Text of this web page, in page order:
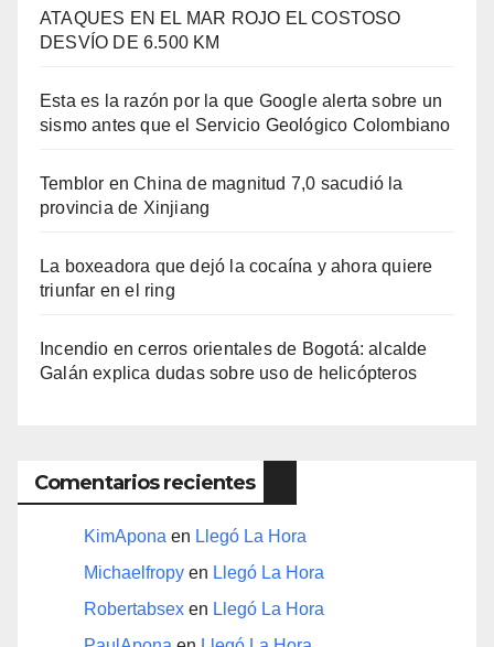
ATAQUES EN EL MAR ROJO EL COSTOSO
DESVÍO DE 6.500 KM
Esta es la razón por la que Google alerta sobre un
sismo antes que el Servicio Geológico Colombiano
Temblor en China de magnitud 7,0 sacudió la
provincia de Xinjiang
La boxeadora que dejó la cocaína y ahora quiere
triunfar en el ring​
Incendio en cerros orientales de Bogotá: alcalde
Galán explica dudas sobre uso de helicópteros
Comentarios recientes
KimApona en Llegó La Hora
Michaelfropy en Llegó La Hora
Robertabsex en Llegó La Hora